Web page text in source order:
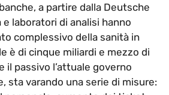
a partire dalla Deutsche
laboratori di analisi hanno
complessivo della sanità in
è di cinque miliardi e mezzo di
il passivo l’attuale governo
sta varando una serie di misure: